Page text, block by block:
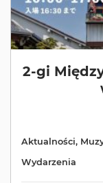
2-gi
Aktualności,
Wydarzenia